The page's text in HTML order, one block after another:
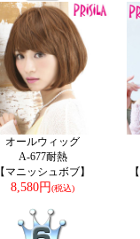
オールウィッグ
A-677耐熱
【マニッシュボブ】
8,580円(税込)